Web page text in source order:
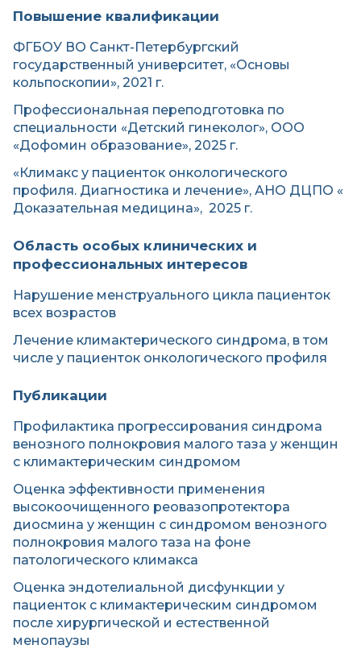
Повышение квалификации
ФГБОУ ВО Санкт-Петербургский
государственный университет, «Основы
кольпоскопии», 2021 г.
Профессиональная переподготовка по
специальности «Детский гинеколог», ООО
«Дофомин образование», 2025 г.
«Климакс у пациенток онкологического
профиля. Диагностика и лечение», АНО ДЦПО «
Доказательная медицина», 2025 г.
Область особых клинических и
профессиональных интересов
Нарушение менструального цикла пациенток
всех возрастов
Лечение климактерического синдрома, в том
числе у пациенток онкологического профиля
Публикации
Профилактика прогрессирования синдрома
венозного полнокровия малого таза у женщин
с климактерическим синдромом
Оценка эффективности применения
высокоочищенного реовазопротектора
диосмина у женщин с синдромом венозного
полнокровия малого таза на фоне
патологического климакса
Оценка эндотелиальной дисфункции у
пациенток с климактерическим синдромом
после хирургической и естественной
менопаузы